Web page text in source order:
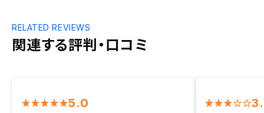
関連する評判・口コミ
RELATED REVIEWS
5.0